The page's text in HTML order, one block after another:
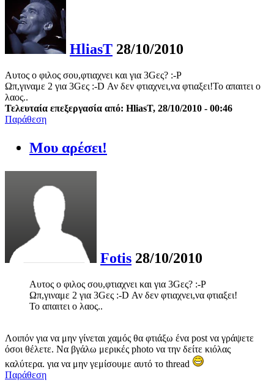
HliasT 28/10/2010
Αυτος ο φιλος σου,φτιαχνει και για 3Gες? :-P
Ωπ,γιναμε 2 για 3Gες :-D Αν δεν φτιαχνει,να φτιαξει!Το απαιτει ο
λαος..
Τελευταία επεξεργασία από: HliasT, 28/10/2010 - 00:46
Παράθεση
Μου αρέσει!
Fotis 28/10/2010
Αυτος ο φιλος σου,φτιαχνει και για 3Gες? :-P
Ωπ,γιναμε 2 για 3Gες :-D Αν δεν φτιαχνει,να φτιαξει!
Το απαιτει ο λαος..
Λοιπόν για να μην γίνεται χαμός θα φτιάξω ένα post να γράψετε
όσοι θέλετε. Να βγάλω μερικές photo να την δείτε κιόλας
καλύτερα. για να μην γεμίσουμε αυτό το thread
Παράθεση